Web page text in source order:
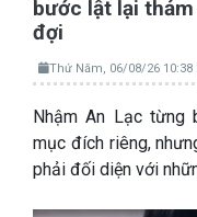
bước lật lại
đợi
Thứ Năm, 06/08/26 10:38
Nhậm An Lạc từng
mục đích riêng,
phải đối diện với